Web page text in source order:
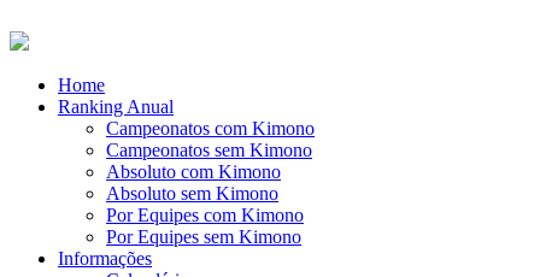
Home
Ranking Anual
Campeonatos com Kimono
Campeonatos sem Kimono
Absoluto com Kimono
Absoluto sem Kimono
Por Equipes com Kimono
Por Equipes sem Kimono
Informações